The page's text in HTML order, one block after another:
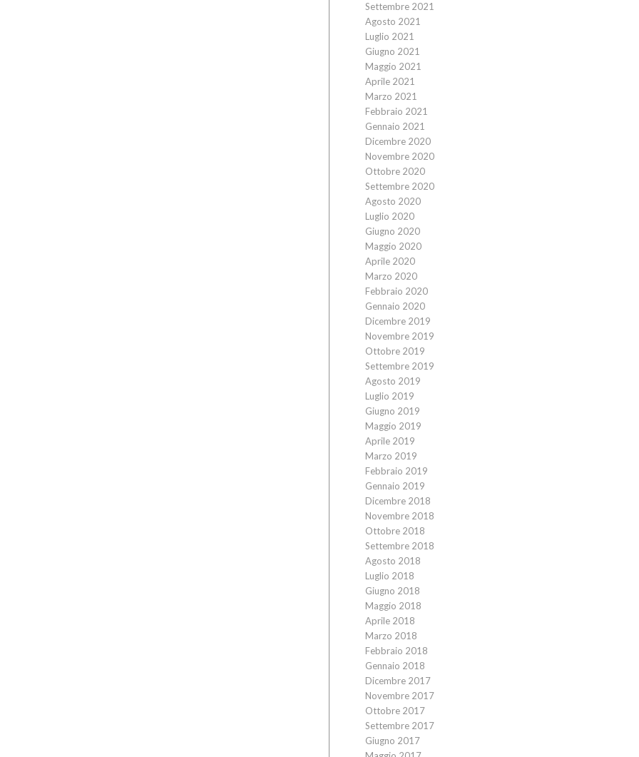
Settembre 2021
Agosto 2021
Luglio 2021
Giugno 2021
Maggio 2021
Aprile 2021
Marzo 2021
Febbraio 2021
Gennaio 2021
Dicembre 2020
Novembre 2020
Ottobre 2020
Settembre 2020
Agosto 2020
Luglio 2020
Giugno 2020
Maggio 2020
Aprile 2020
Marzo 2020
Febbraio 2020
Gennaio 2020
Dicembre 2019
Novembre 2019
Ottobre 2019
Settembre 2019
Agosto 2019
Luglio 2019
Giugno 2019
Maggio 2019
Aprile 2019
Marzo 2019
Febbraio 2019
Gennaio 2019
Dicembre 2018
Novembre 2018
Ottobre 2018
Settembre 2018
Agosto 2018
Luglio 2018
Giugno 2018
Maggio 2018
Aprile 2018
Marzo 2018
Febbraio 2018
Gennaio 2018
Dicembre 2017
Novembre 2017
Ottobre 2017
Settembre 2017
Giugno 2017